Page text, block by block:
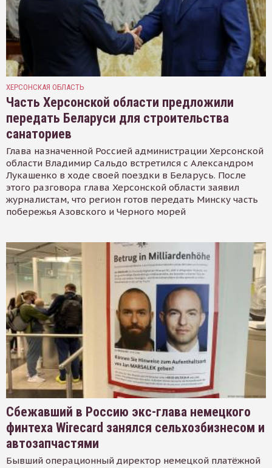
ХЕРСОНСКАЯ ОБЛАСТЬ
Часть Херсонской области предложили
передать Беларуси для строительства
санаториев
Глава назначенной Россией администрации Херсонской
области Владимир Сальдо встретился с Александром
Лукашенко в ходе своей поездки в Беларусь. После
этого разговора глава Херсонской области заявил
журналистам, что регион готов передать Минску часть
побережья Азовского и Черного морей
Сбежавший в Россию экс-глава немецкого
финтеха Wirecard занялся сельхозбизнесом и
автозапчастями
Бывший операционный директор немецкой платёжной